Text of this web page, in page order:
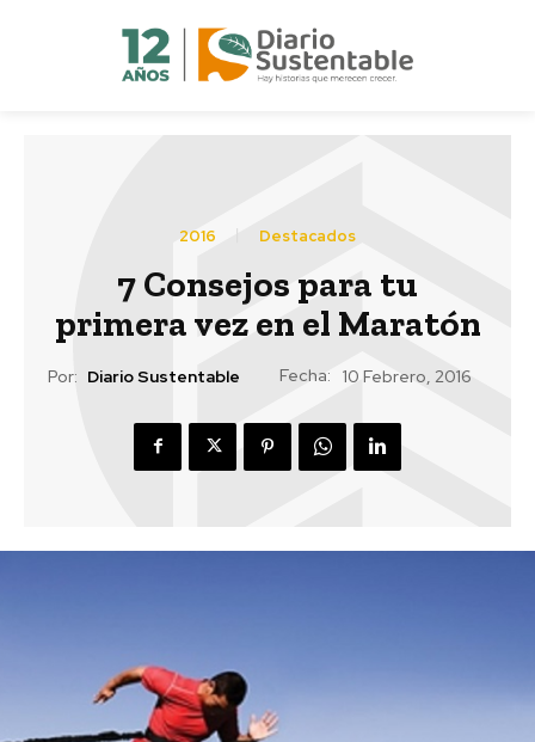
2016 Destacados
7 Consejos para tu
primera vez en el Maratón
Por: Diario Sustentable Fecha: 10 Febrero, 2016